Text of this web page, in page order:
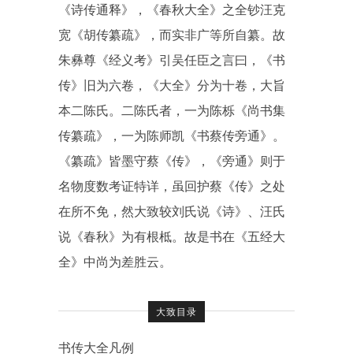
《诗传通释》，《春秋大全》之全钞汪克
宽《胡传纂疏》，而实非广等所自纂。故
朱彝尊《经义考》引吴任臣之言曰，《书
传》旧为六卷，《大全》分为十卷，大旨
本二陈氏。二陈氏者，一为陈栎《尚书集
传纂疏》，一为陈师凯《书蔡传旁通》。
《纂疏》皆墨守蔡《传》，《旁通》则于
名物度数考证特详，虽回护蔡《传》之处
在所不免，然大致较刘氏说《诗》、汪氏
说《春秋》为有根柢。故是书在《五经大
全》中尚为差胜云。
大致目录
书传大全凡例